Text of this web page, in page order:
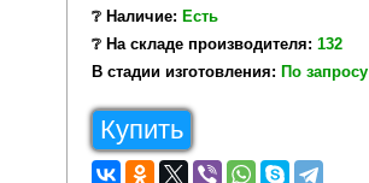
❔ Наличие: Есть
❔ На складе производителя: 132
В стадии изготовления: По запросу
Купить